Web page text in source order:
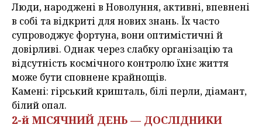
Люди, народжені в Новолуння, активні, впевнені
в собі та відкриті для нових знань. Їх часто
супроводжує фортуна, вони оптимістичні й
довірливі. Однак через слабку організацію та
відсутність космічного контролю їхнє життя
може бути сповнене крайнощів.
Камені: гірський кришталь, білі перли, діамант,
білий опал.
2-й МІСЯЧНИЙ ДЕНЬ — ДОСЛІДНИКИ